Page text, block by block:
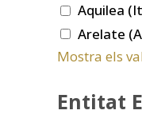
Aquilea
Arelate
Mostra els
Entitat